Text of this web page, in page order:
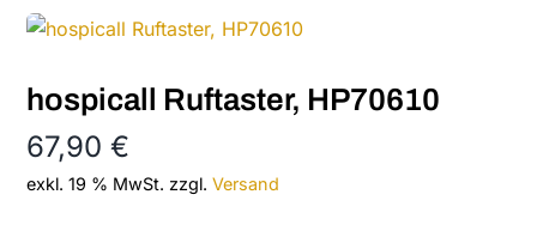
Telefone
hospicall Ruftaster, HP70610
67,90€
exkl. 19 % MwSt. zzgl.Versand